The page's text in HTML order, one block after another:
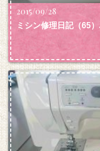
2015/09/28
ミシン修理日記（65